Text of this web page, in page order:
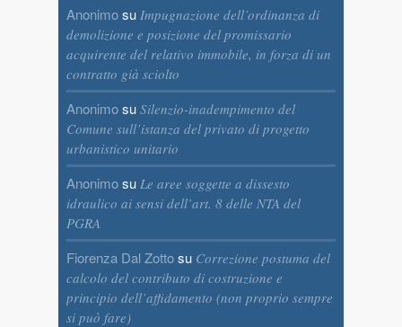
Anonimosu Impugnazione dell’ordinanza di
demolizione e posizione del promissario
acquirente del relativo immobile, in forza di un
contratto già sciolto
Anonimosu Silenzio-inadempimento del
Comune sull’istanza del privato di progetto
urbanistico unitario
Anonimosu Le aree soggette a dissesto
idraulico ai sensi dell’art. 8 delle NTA del
PGRA
Fiorenza Dal Zottosu Correzione postuma del
calcolo del contributo di costruzione e
principio dell’affidamento (non proprio sempre
si può fare)